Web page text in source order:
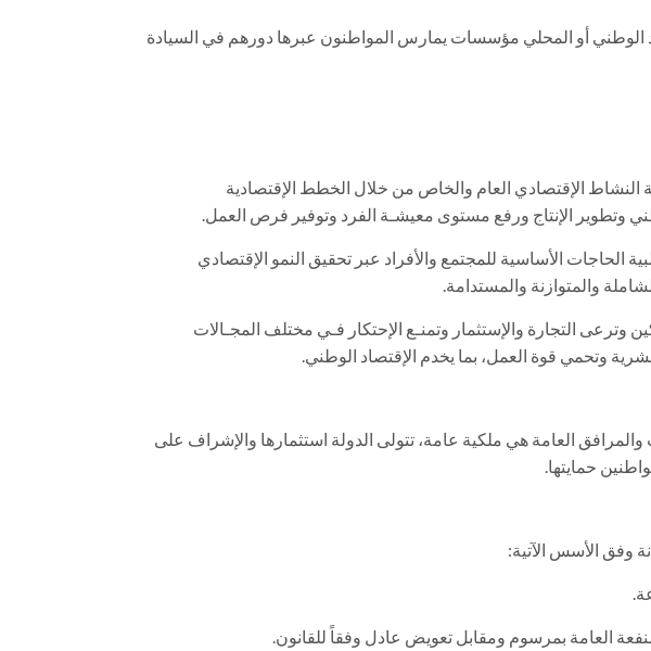
الوطني أو المحلي مؤسسات يمارس المواطنون عبرها دورهم في السيادة
النشاط الإقتصادي العام والخاص من خلال الخطط الإقتصادية
وتطوير الإنتاج ورفع مستوى معيشـة الفرد وتوفير فرص العمل.
الحاجات الأساسية للمجتمع والأفراد عبر تحقيق النمو الإقتصادي
والمتوازنة والمستدامة.
وترعى التجارة والإستثمار وتمنـع الإحتكار فـي مختلف المجـالات
وتحمي قوة العمل، بما يخدم الإقتصاد الوطني.
العامة هي ملكية عامة، تتولى الدولة استثمارها والإشراف على
حمايتها.
وفق الأسس الآتية:
العامة بمرسوم ومقابل تعويض عادل وفقاً للقانون.